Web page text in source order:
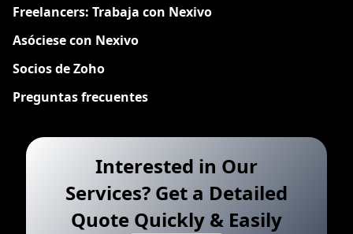
Freelancers: Trabaja con Nexivo
Asóciese con Nexivo
Socios de Zoho
Preguntas frecuentes
Interested in Our
Services? Get a Detailed
Quote Quickly & Easily